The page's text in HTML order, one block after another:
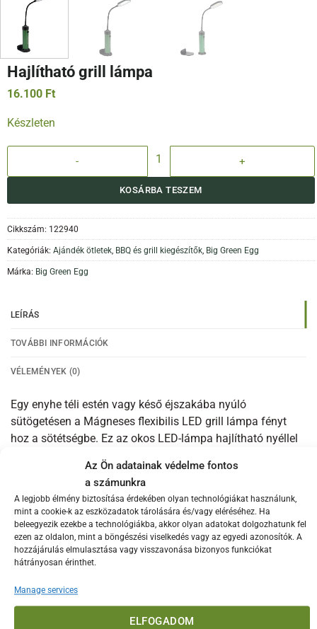
Az Ön adatainak védelme fontos
a számunkra
A legjobb élmény biztosítása érdekében olyan technológiákat használunk,
mint a cookie-k az eszközadatok tárolására és/vagy eléréséhez. Ha
beleegyezik ezekbe a technológiákba, akkor olyan adatokat dolgozhatunk fel
ezen az oldalon, mint a böngészési viselkedés vagy az egyedi azonosítók. A
hozzájárulás elmulasztása vagy visszavonása bizonyos funkciókat
hátrányosan érinthet.
Manage services
ELFOGADOM
Hajlítható grill lámpa
16.100 Ft
Készleten
KOSÁRBA TESZEM
Cikkszám: 122940
Kategóriák: Ajándék ötletek BBQ és grill kiegészítők Big Green Egg
Márka: Big Green Egg
LEÍRÁS
TOVÁBBI INFORMÁCIÓK
VÉLEMÉNYEK (0)
Egy enyhe téli estén vagy késő éjszakába nyúló
sütögetésen a Mágneses flexibilis LED grill lámpa fényt
hoz a sötétségbe. Ez az okos LED-lámpa hajlítható nyéllel
helyet. A mágnes segítségével rögzíthető a lámpát a Tojás
fém elemeihez, de akár fel is csiptetheti azt valahova
nyelénél fogva, így a lámpa megvilágíthatja önnek a
sütőfelületet a legsötétebb estéken is.
Érdekelhetnek még…